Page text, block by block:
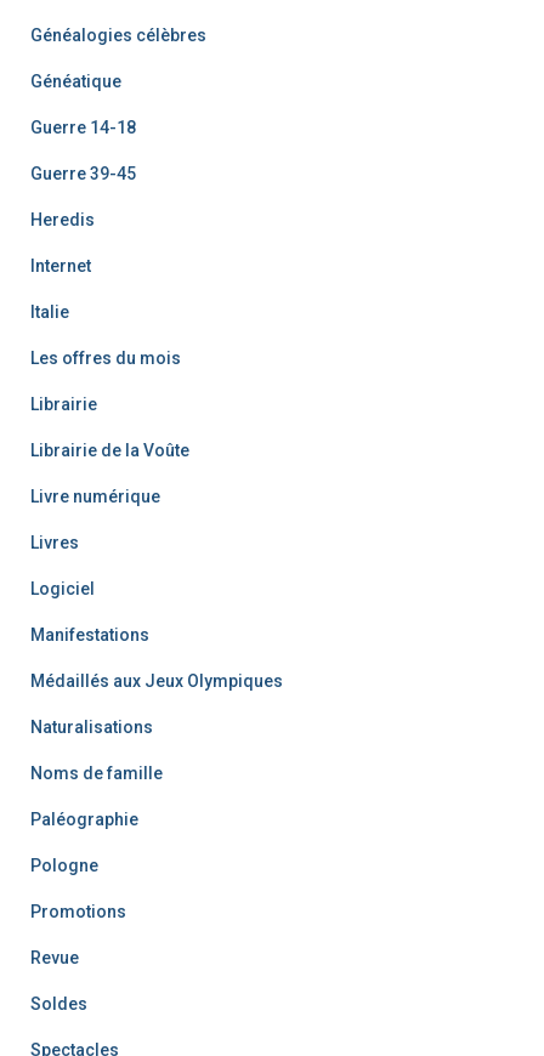
Généalogies célèbres
Généatique
Guerre 14-18
Guerre 39-45
Heredis
Internet
Italie
Les offres du mois
Librairie
Librairie de la Voûte
Livre numérique
Livres
Logiciel
Manifestations
Médaillés aux Jeux Olympiques
Naturalisations
Noms de famille
Paléographie
Pologne
Promotions
Revue
Soldes
Spectacles